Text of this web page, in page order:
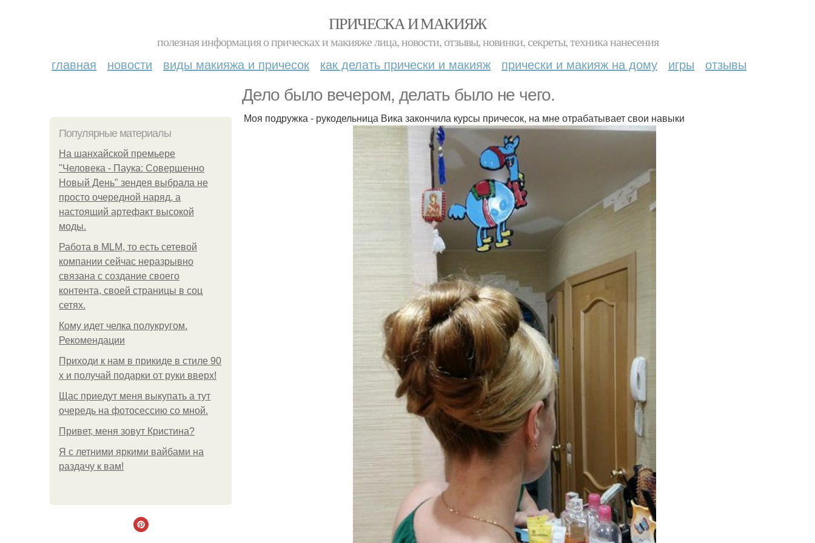
ПРИЧЕСКА И МАКИЯЖ
полезная информация о прическах и макияже лица, новости, отзывы, новинки, секреты, техника нанесения
главная новости виды макияжа и причесок как делать прически и макияж прически и макияж на дому игры отзывы
Дело было вечером, делать было не чего.
Популярные материалы
На шанхайской премьере
"Человека - Паука: Совершенно
Новый День" зендея выбрала не
просто очередной наряд, а
настоящий артефакт высокой
моды.
Работа в MLM, то есть сетевой
компании сейчас неразрывно
связана с создание своего
контента, своей страницы в соц
сетях.
Кому идет челка полукругом.
Рекомендации
Приходи к нам в прикиде в стиле 90
х и получай подарки от руки вверх!
Щас приедут меня выкупать а тут
очередь на фотосессию со мной.
Привет, меня зовут Кристина?
Я с летними яркими вайбами на
раздачу к вам!
Моя подружка - рукодельница Вика закончила курсы причесок, на мне отрабатывает свои навыки